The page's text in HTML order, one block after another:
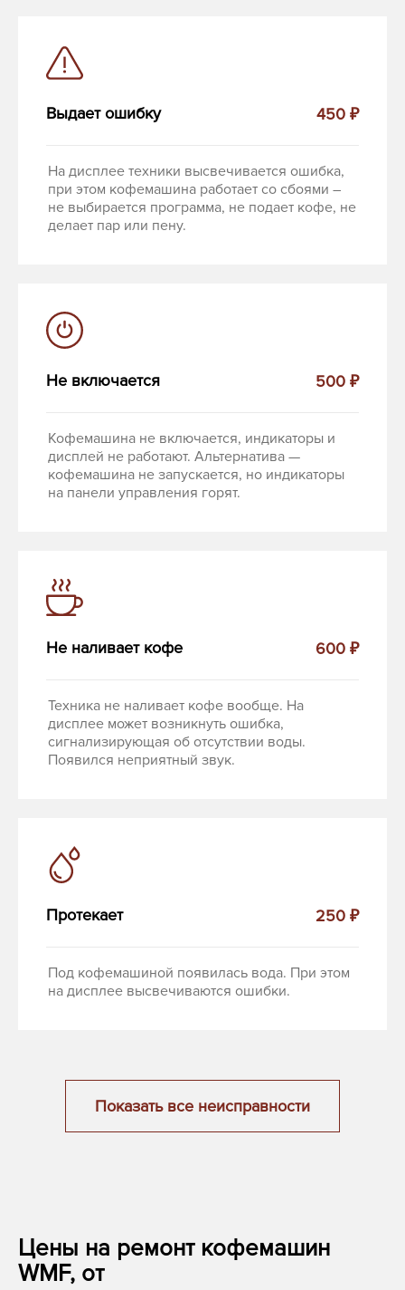
Выдает ошибку 450 ₽
На дисплее техники высвечивается ошибка,
при этом кофемашина работает со сбоями –
не выбирается программа, не подает кофе, не
делает пар или пену.
Не включается 500 ₽
Кофемашина не включается, индикаторы и
дисплей не работают. Альтернатива —
кофемашина не запускается, но индикаторы
на панели управления горят.
Не наливает кофе 600 ₽
Техника не наливает кофе вообще. На
дисплее может возникнуть ошибка,
сигнализирующая об отсутствии воды.
Появился неприятный звук.
Протекает 250 ₽
Под кофемашиной появилась вода. При этом
на дисплее высвечиваются ошибки.
Показать все неисправности
Цены на ремонт кофемашин
WMF, от